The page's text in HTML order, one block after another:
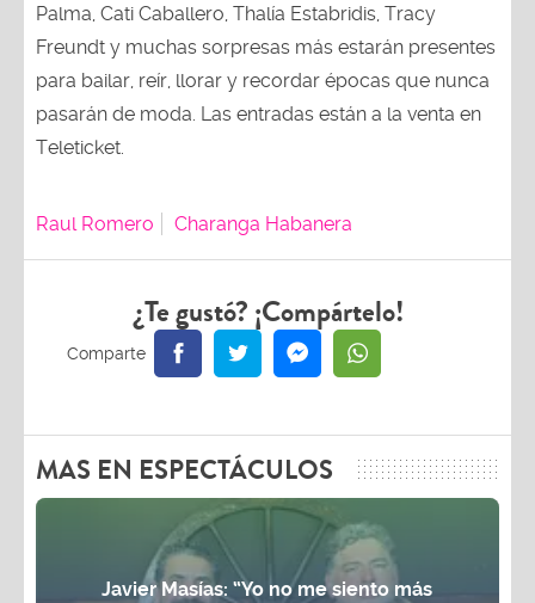
Palma, Cati Caballero, Thalía Estabridis, Tracy
Freundt y muchas sorpresas más estarán presentes
para bailar, reír, llorar y recordar épocas que nunca
pasarán de moda. Las entradas están a la venta en
Teleticket.
Raul Romero Charanga Habanera
¿Te gustó? ¡Compártelo!
MAS EN ESPECTÁCULOS
Javier Masías: “Yo no me siento más